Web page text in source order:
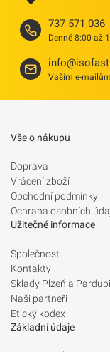
737 571 036
Denně 8:00 až
Vašim e-
Vše o nákupu
Doprava
Vrácení zboží
Obchodní podmínky
Ochrana osobních
Užitečné informace
Společnost
Kontakty
Sklady Plzeň a
Naši partneři
Etický kodex
Základní údaje